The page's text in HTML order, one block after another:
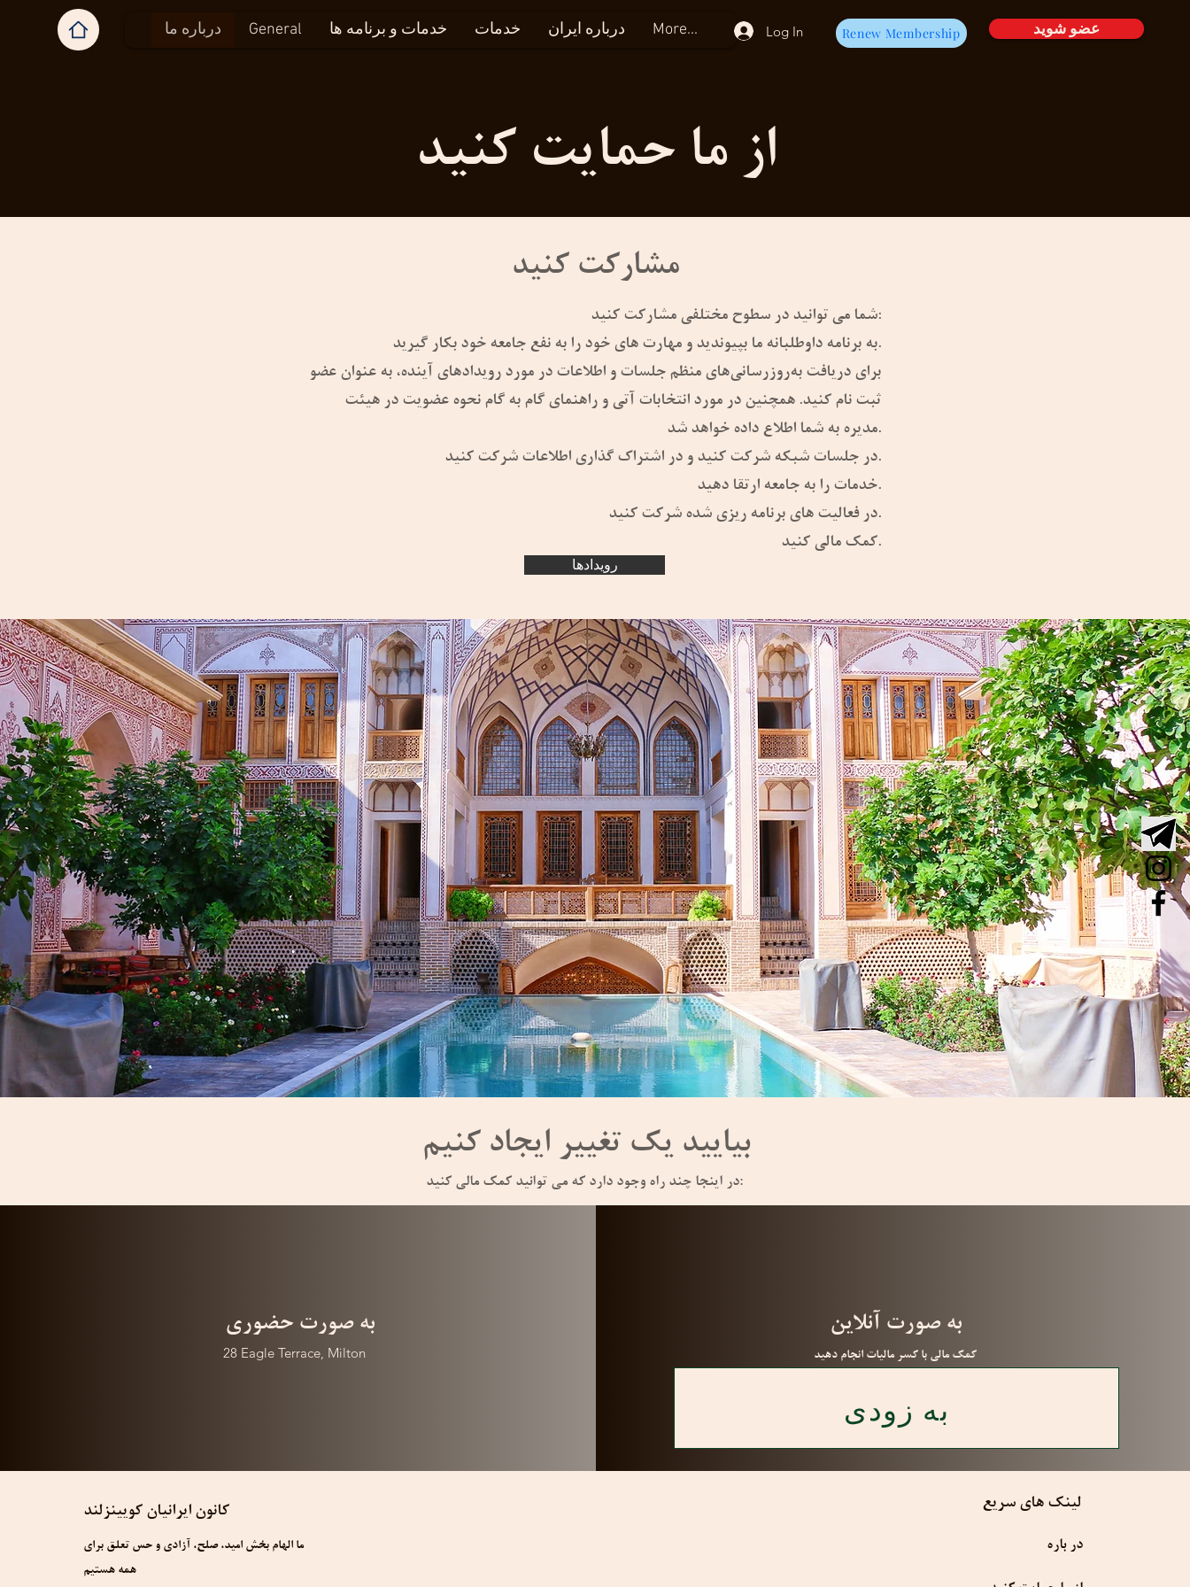
درباره ما General خدمات و برنامه ها خدمات درباره ایران More... Log In Renew Membership عضو شوید
از ما حمایت کنید
مشارکت کنید
شما می توانید در سطوح مختلفی مشارکت کنید:
به برنامه داوطلبانه ما بپیوندید و مهارت های خود را به نفع جامعه خود بکار گیرید.
برای دریافت به‌روزرسانی‌های منظم جلسات و اطلاعات در مورد رویدادهای آینده، به عنوان عضو
ثبت نام کنید. همچنین در مورد انتخابات آتی و راهنمای گام به گام نحوه عضویت در هیئت
مدیره به شما اطلاع داده خواهد شد.
در جلسات شبکه شرکت کنید و در اشتراک گذاری اطلاعات شرکت کنید.
خدمات را به جامعه ارتقا دهید.
در فعالیت های برنامه ریزی شده شرکت کنید.
کمک مالی کنید.
رویدادها
بیایید یک تغییر ایجاد کنیم
در اینجا چند راه وجود دارد که می توانید کمک مالی کنید:
به صورت حضوری
28 Eagle Terrace, Milton
به صورت آنلاین
کمک مالی با کسر مالیات انجام دهید
به زودی
کانون ایرانیان کویینزلند
ما الهام بخش امید، صلح، آزادی و حس تعلق برای
همه هستیم
لینک های سریع
در باره